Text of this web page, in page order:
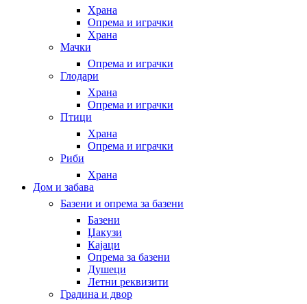
Храна
Опрема и играчки
Храна
Мачки
Опрема и играчки
Глодари
Храна
Опрема и играчки
Птици
Храна
Опрема и играчки
Риби
Храна
Дом и забава
Базени и опрема за базени
Базени
Џакузи
Кајаци
Опрема за базени
Душеци
Летни реквизити
Градина и двор